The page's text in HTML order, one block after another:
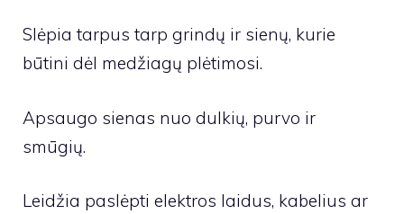
Slėpia tarpus tarp grindų ir sienų, kurie
būtini dėl medžiagų plėtimosi.
Apsaugo sienas nuo dulkių, purvo ir
smūgių.
Leidžia paslėpti elektros laidus, kabelius ar